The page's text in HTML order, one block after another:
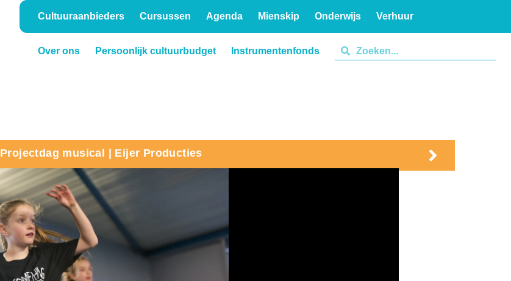
Cultuuraanbieders Cursussen Agenda Mienskip Onderwijs Verhuur
Over ons Persoonlijk cultuurbudget
Instrumentenfonds
Projectdag musical | Eijer Producties